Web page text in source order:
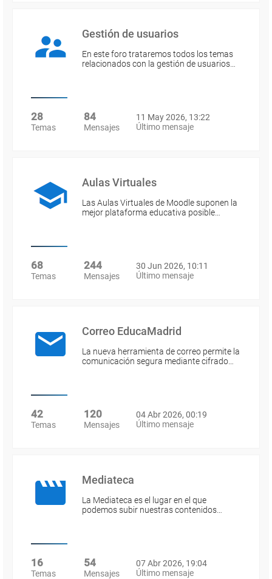
Gestión de usuarios
En este foro trataremos todos los temas
relacionados con la gestión de usuarios…
28
Temas
84
Mensajes
11 May 2026, 13:22
Último mensaje
Aulas Virtuales
Las Aulas Virtuales de Moodle suponen la
mejor plataforma educativa posible…
68
Temas
244
Mensajes
30 Jun 2026, 10:11
Último mensaje
Correo EducaMadrid
La nueva herramienta de correo permite la
comunicación segura mediante cifrado…
42
Temas
120
Mensajes
04 Abr 2026, 00:19
Último mensaje
Mediateca
La Mediateca es el lugar en el que
podemos subir nuestras contenidos…
16
Temas
54
Mensajes
07 Abr 2026, 19:04
Último mensaje